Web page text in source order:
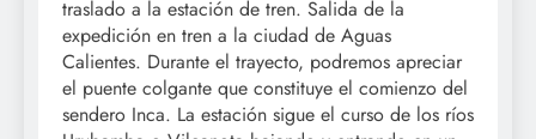
traslado a la estación de tren. Salida de la
expedición en tren a la ciudad de Aguas
Calientes. Durante el trayecto, podremos apreciar
el puente colgante que constituye el comienzo del
sendero Inca. La estación sigue el curso de los ríos